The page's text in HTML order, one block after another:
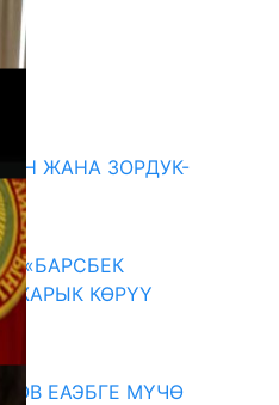
ЖАНА ЗОРДУК-
«БАРСБЕК
ЖАРЫК КӨРҮҮ
ЕАЭБГЕ МҮЧӨ